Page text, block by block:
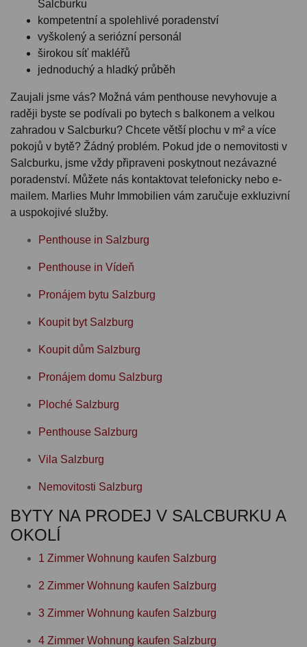
Salcburku
kompetentní a spolehlivé poradenství
vyškolený a seriózní personál
širokou síť makléřů
jednoduchý a hladký průběh
Zaujali jsme vás? Možná vám penthouse nevyhovuje a
raději byste se podívali po bytech s balkonem a velkou
zahradou v Salcburku? Chcete větší plochu v m² a více
pokojů v bytě? Žádný problém. Pokud jde o nemovitosti v
Salcburku, jsme vždy připraveni poskytnout nezávazné
poradenství. Můžete nás kontaktovat telefonicky nebo e-
mailem. Marlies Muhr Immobilien vám zaručuje exkluzivní
a uspokojivé služby.
Penthouse in Salzburg
Penthouse in Vídeň
Pronájem bytu Salzburg
Koupit byt Salzburg
Koupit dům Salzburg
Pronájem domu Salzburg
Ploché Salzburg
Penthouse Salzburg
Vila Salzburg
Nemovitosti Salzburg
BYTY NA PRODEJ V SALCBURKU A
OKOLÍ
1 Zimmer Wohnung kaufen Salzburg
2 Zimmer Wohnung kaufen Salzburg
3 Zimmer Wohnung kaufen Salzburg
4 Zimmer Wohnung kaufen Salzburg